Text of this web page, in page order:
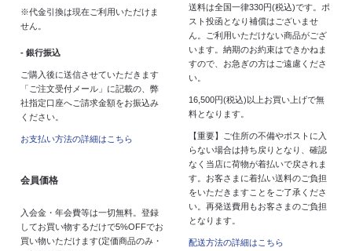
※代金引換は現在ご利用いただけま
せん。
- 銀行振込
ご購入後に送信させていただきます
「ご注文受付メール」に記載の、弊
社指定口座へご請求金額をお振込み
ください。
お支払い方法の詳細はこちら
会員価格
入会金・年会費等は一切無料。登録
してお買い物するだけで5%OFFでお
買い物いただけます(定価商品のみ・
送料は全国一律330円(税込)です。ポ
スト投函となり補償はございませ
ん。ご利用いただけない商品がござ
います。納期のお約束はできかねま
すので、お急ぎの方はご遠慮くださ
い。
16,500円(税込)以上お買い上げで無
料となります。
【重要】ご住所の不備やポストに入
らない場合は持ち戻りとなり、確認
なく当店に荷物が着払いで戻されま
す。お客さまに着払い送料のご負担
をいただきますことをご了承くださ
い。再発送費用もお客さまのご負担
となります。
配送方法の詳細はこちら